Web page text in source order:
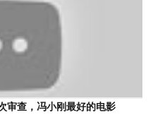
审查，冯小刚最好的电影